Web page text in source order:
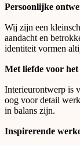
Persoonlijke
Wij zijn een
aandacht en
identiteit vormen
Met liefde voor
Interieurontwerp is
oog voor detail
in balans zijn.
Inspirerende